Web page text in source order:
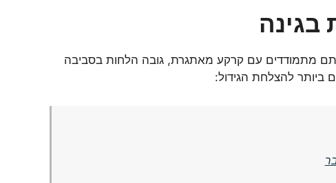
בגינה
אתם מתמודדים עם קרקע מאתגרת, גובה הלחות בסביבה
ביותר להצלחת הגידול: